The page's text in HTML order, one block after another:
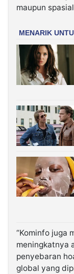
maupun
“Kominfo juga
meningkatnya
penyebaran
global yang